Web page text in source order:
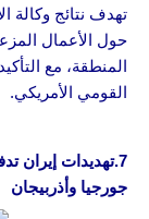
تهدف نتائج وكالة
حول الأعمال
المنطقة، مع
القومي الأمريكي.
7.تهديدات إيران
جورجيا وأذربيجان